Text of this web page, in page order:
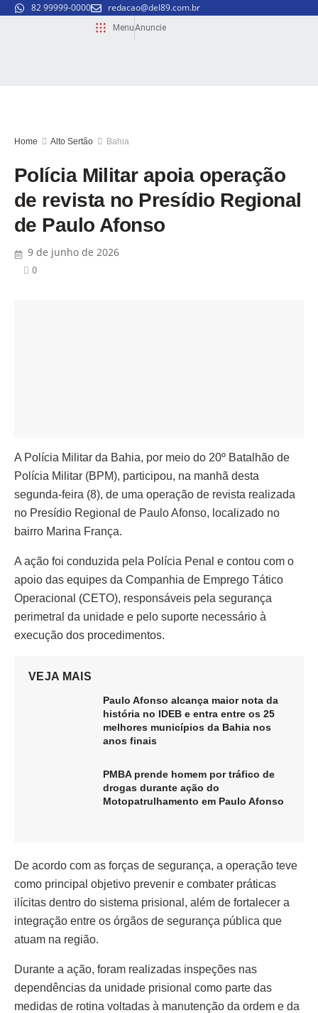
82 99999-0000 redacao@del89.com.br
MenuAnuncie
Home Alto Sertão Bahia
Polícia Militar apoia operação
de revista no Presídio Regional
de Paulo Afonso
9 de junho de 2026
0
A Polícia Militar da Bahia, por meio do 20º Batalhão de
Polícia Militar (BPM), participou, na manhã desta
segunda-feira (8), de uma operação de revista realizada
no Presídio Regional de Paulo Afonso, localizado no
bairro Marina França.
A ação foi conduzida pela Polícia Penal e contou com o
apoio das equipes da Companhia de Emprego Tático
Operacional (CETO), responsáveis pela segurança
perimetral da unidade e pelo suporte necessário à
execução dos procedimentos.
VEJA MAIS
Paulo Afonso alcança maior nota da
história no IDEB e entra entre os 25
melhores municípios da Bahia nos
anos finais
PMBA prende homem por tráfico de
drogas durante ação do
Motopatrulhamento em Paulo Afonso
De acordo com as forças de segurança, a operação teve
como principal objetivo prevenir e combater práticas
ilícitas dentro do sistema prisional, além de fortalecer a
integração entre os órgãos de segurança pública que
atuam na região.
Durante a ação, foram realizadas inspeções nas
dependências da unidade prisional como parte das
medidas de rotina voltadas à manutenção da ordem e da